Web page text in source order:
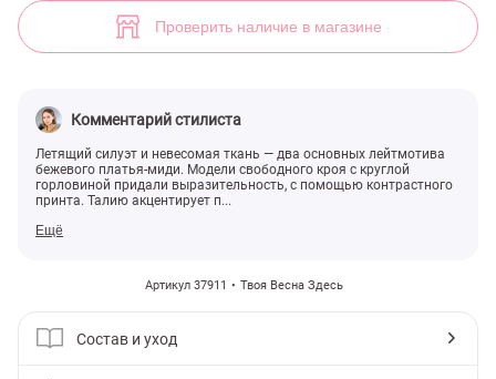
Проверить наличие в магазине
Комментарий стилиста
Летящий силуэт и невесомая ткань — два основных лейтмотива
бежевого платья-миди. Модели свободного кроя с круглой
горловиной придали выразительность, с помощью контрастного
принта. Талию акцентирует п...
Ещё
Артикул 37911 Твоя Весна Здесь
Состав и уход
Свободное платье с контрастным принтом (арт. 37911) ♡